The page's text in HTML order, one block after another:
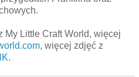
My Little Craft World, więcej
, więcej zdjęć z
.